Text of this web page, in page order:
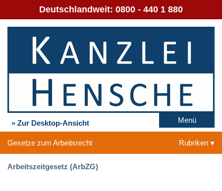
Deutschlandweit: 0800 - 440 1 880
» Zur Desktop-Ansicht Menü
Gesetze zum Arbeitsrecht Rubriken
Arbeitszeitgesetz (ArbZG)